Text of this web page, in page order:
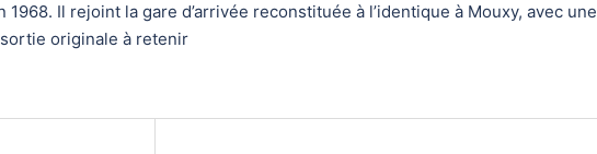
Il rejoint la gare d’arrivée reconstituée à l’identique à Mouxy, avec une
originale à retenir